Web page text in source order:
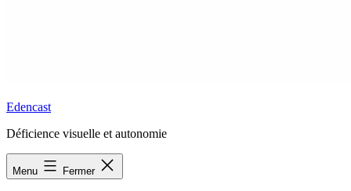
Edencast
Déficience visuelle et autonomie
Menu Fermer